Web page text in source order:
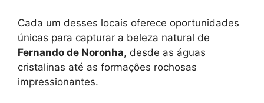
Cada um desses locais oferece oportunidades
únicas para capturar a beleza natural de
Fernando de Noronha, desde as águas
cristalinas até as formações rochosas
impressionantes.